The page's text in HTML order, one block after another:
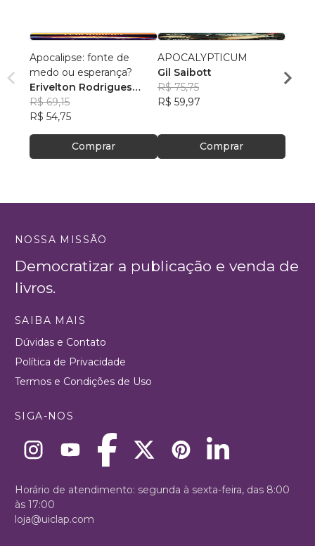
Apocalipse: fonte de
medo ou esperança?
Erivelton Rodrigues
Nunes
R$ 69,15
R$ 54,75
Comprar
APOCALYPTICUM
Gil Saibott
R$ 75,75
R$ 59,97
Comprar
R$
NOSSA MISSÃO
Democratizar a publicação e venda de
livros.
SAIBA MAIS
Dúvidas e Contato
Política de Privacidade
Termos e Condições de Uso
SIGA-NOS
Horário de atendimento: segunda à sexta-feira, das 8:00
às 17:00
loja@uiclap.com